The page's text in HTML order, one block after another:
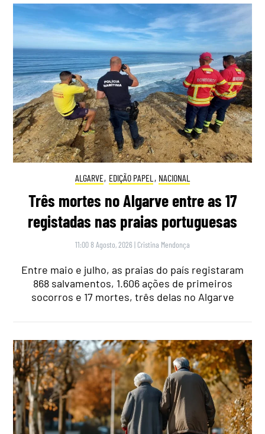
ALGARVE, EDIÇÃO PAPEL , NACIONAL
Três mortes no Algarve entre as 17
registadas nas praias portuguesas
11:00 8 Agosto, 2026 | Cristina Mendonça
Entre maio e julho, as praias do país registaram
868 salvamentos, 1.606 ações de primeiros
socorros e 17 mortes, três delas no Algarve